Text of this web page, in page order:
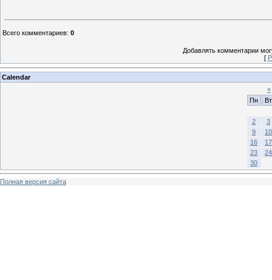
Всего комментариев: 0
Добавлять комментарии
[
Calendar
«
Пн
Вт
2
3
9
10
16
17
23
24
30
Полная версия сайта